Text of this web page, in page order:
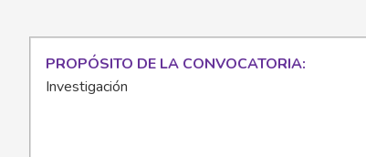
PROPÓSITO DE LA CONVOCATORIA
Investigación